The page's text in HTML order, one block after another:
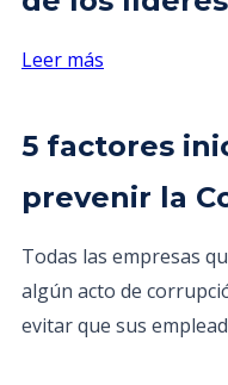
Leer más
5 factores
prevenir la
Todas las empresas
algún acto de
evitar que sus